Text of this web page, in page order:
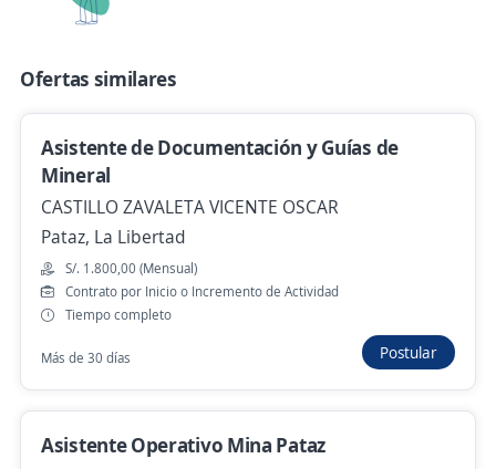
4,0
CL SELECTION
Trujillo, La Libertad
S/. 1.400,00 (Mensual)
Hace 4 días
Se precisa Urgente
almacenero
Trujillo, La Libertad
Ofertas similares
Asistente de Documentación y Guías de
Mineral
CASTILLO ZAVALETA VICENTE OSCAR
Pataz, La Libertad
S/. 1.800,00 (Mensual)
Contrato por Inicio o Incremento de Actividad
Tiempo completo
Más de 30 días Postular
Asistente Operativo Mina Pataz